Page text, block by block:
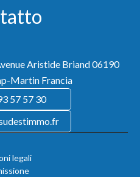
Aristide Briand06190
Martin Francia
57 57 30
legali